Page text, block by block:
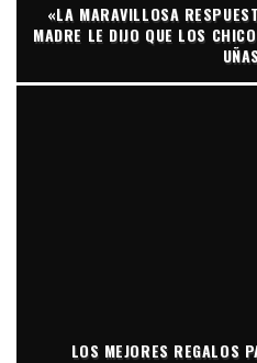
«LA MARAVILLOSA
MADRE LE DIJO QUE LOS
LOS MEJORES REGALOS